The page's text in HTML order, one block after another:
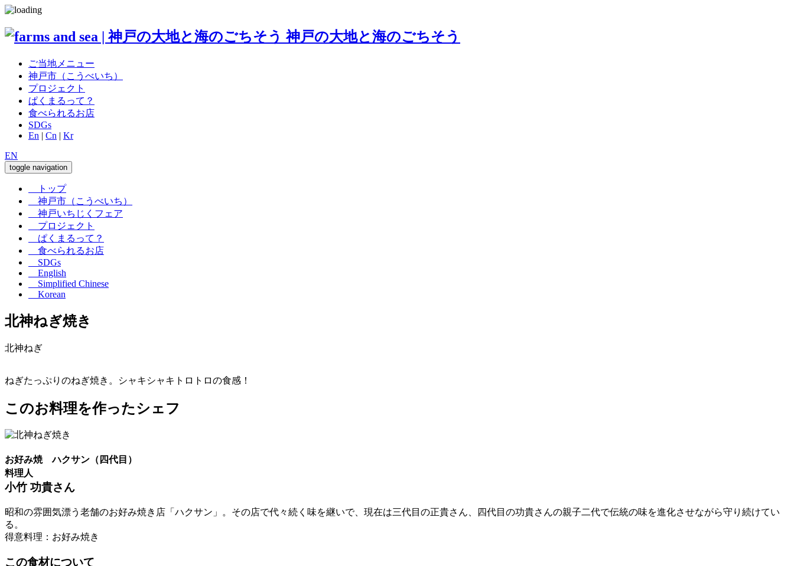
神戸の大地と海のごちそう
ご当地メニュー
神戸市（こうべいち）
プロジェクト
ぱくまるって？
食べられるお店
SDGs
En | Cn | Kr
EN
toggle navigation
トップ
神戸市（こうべいち）
神戸いちじくフェア
プロジェクト
ぱくまるって？
食べられるお店
SDGs
English
Simplified Chinese
Korean
北神ねぎ焼き
北神ねぎ
ねぎたっぷりのねぎ焼き。シャキシャキトロトロの食感！
このお料理を作ったシェフ
お好み焼 ハクサン（四代目）
料理人
小竹 功貴さん
昭和の雰囲気漂う老舗のお好み焼き店「ハクサン」。その店で代々続く味を継いで、現在は三代目の正貴さん、四代目の功貴さんの親子二代で伝統の味を進化させながら守り続けてい
る。
得意料理：お好み焼き
この食材について